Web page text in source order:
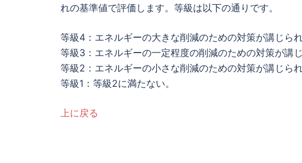
れの基準値で評価します。等級は以下の通りです。
等級4：エネルギーの大きな削減のための対策が講じられ
等級3：エネルギーの一定程度の削減のための対策が講じ
等級2：エネルギーの小さな削減のための対策が講じられ
等級1：等級2に満たない。
上に戻る